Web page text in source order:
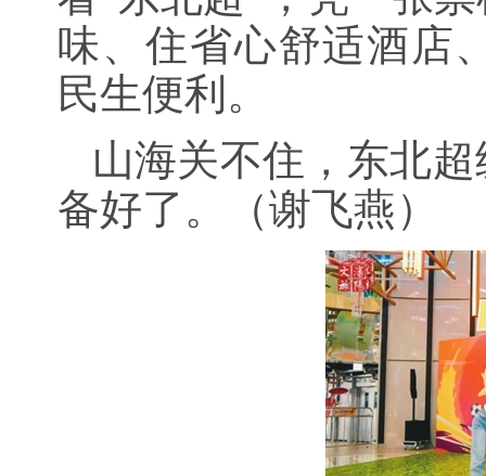
味、住省心舒适酒店
民生便利。
山海关不住，东北
备好了。（谢飞燕）